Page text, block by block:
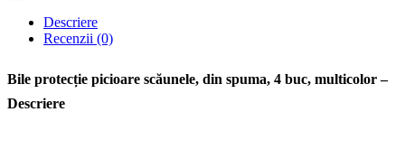
Descriere
Recenzii (0)
Bile protecție picioare scăunele, din spuma, 4 buc, multicolor –
Descriere